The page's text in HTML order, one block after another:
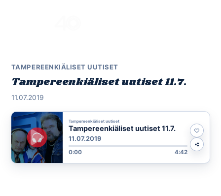
TAMPEREENKIÄLISET UUTISET
Tampereenkiäliset uutiset 11.7.
11.07.2019
Tampereenkiäliset uutiset
Tampereenkiäliset uutiset 11.7.
11.07.2019
0:00 4:42